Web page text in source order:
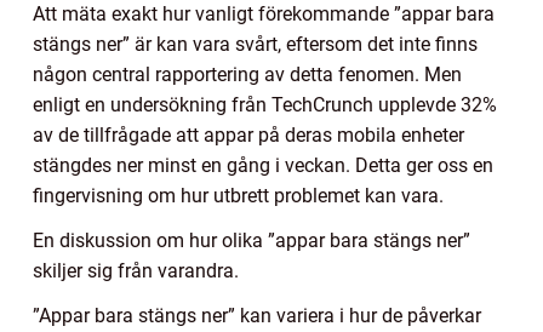
Att mäta exakt hur vanligt förekommande ”appar bara
stängs ner” är kan vara svårt, eftersom det inte finns
någon central rapportering av detta fenomen. Men
enligt en undersökning från TechCrunch upplevde 32%
av de tillfrågade att appar på deras mobila enheter
stängdes ner minst en gång i veckan. Detta ger oss en
fingervisning om hur utbrett problemet kan vara.
En diskussion om hur olika ”appar bara stängs ner”
skiljer sig från varandra.
”Appar bara stängs ner” kan variera i hur de påverkar